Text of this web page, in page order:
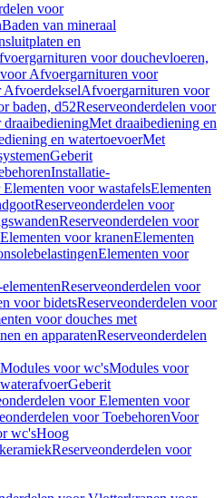
voor
Baden van mineraal
en
voor douchevloeren,
Afvoergarnituren voor
AfvoerdekselAfvoergarnituren voor
baden, d52Reserveonderdelen voor
Met draaibediening en
en watertoevoerMet
Geberit
Installatie-
voor wastafelsElementen
Reserveonderdelen voor
Reserveonderdelen voor
voor kranenElementen
Elementen voor
Reserveonderdelen voor
voor bidetsReserveonderdelen voor
voor douches met
en apparatenReserveonderdelen
voor wc'sModules voor
Geberit
voor Elementen voor
voor ToebehorenVoor
wc'sHoog
Reserveonderdelen voor